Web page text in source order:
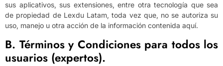
sus aplicativos, sus extensiones, entre otra tecnología que sea
de propiedad de Lexdu Latam, toda vez que, no se autoriza su
uso, manejo u otra acción de la información contenida aquí.
B. Términos y Condiciones para todos los
usuarios (expertos).